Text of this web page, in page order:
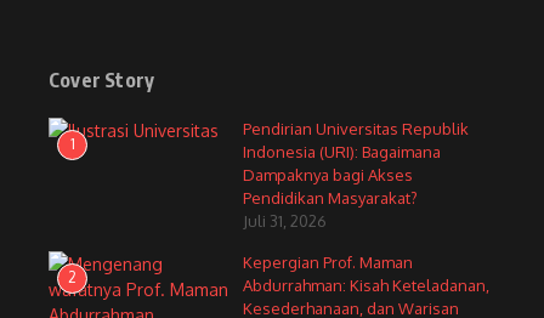
Cover Story
1
Pendirian Universitas Republik
Indonesia (URI): Bagaimana
Dampaknya bagi Akses
Pendidikan Masyarakat?
Juli 31, 2026
2
Kepergian Prof. Maman
Abdurrahman: Kisah Keteladanan,
Kesederhanaan, dan Warisan